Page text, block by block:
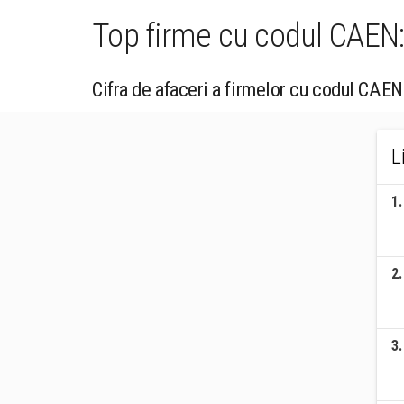
Top firme cu codul
Cifra de afaceri a firmelor cu codul
1.
2.
3.